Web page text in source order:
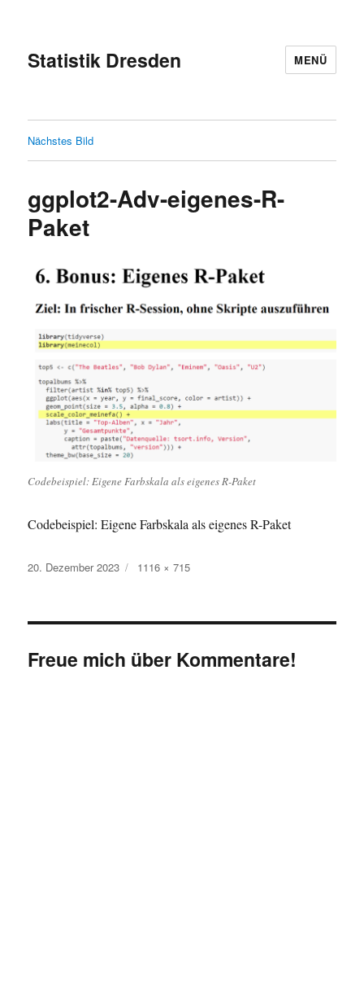
Statistik Dresden MENÜ
Nächstes Bild
ggplot2-Adv-eigenes-R-
Paket
Codebeispiel: Eigene Farbskala als eigenes R-Paket
Codebeispiel: Eigene Farbskala als eigenes R-Paket
Veröffentlicht
20. Dezember 2023 Originalgröße
1116 × 715
Freue mich über Kommentare!